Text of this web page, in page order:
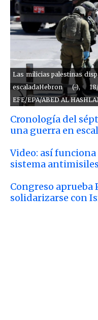
Las milicias palestinas
escaladaHebron (-),
EFE/EPA/ABED AL
Cronología del
una guerra en
Video: así
sistema
Congreso
solidarizarse con